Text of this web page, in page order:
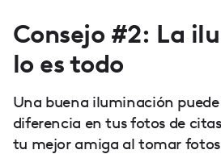
Consejo #2: La
lo es todo
Una buena iluminación
diferencia en tus fotos de
tu mejor amiga al tomar